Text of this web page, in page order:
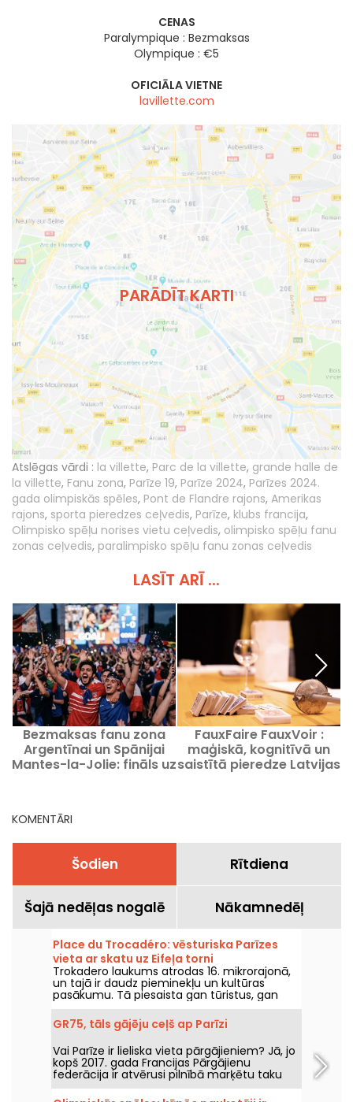
CENAS
Paralympique : Bezmaksas
Olympique : €5
OFICIĀLA VIETNE
lavillette.com
PARĀDĪT KARTI
Atslēgas vārdi : la villette, Parc de la villette, grande halle de
la villette, Fanu zona, Parīze 19, Parīze 2024, Parīzes 2024.
gada olimpiskās spēles, Pont de Flandre rajons, Amerikas
rajons, sporta pieredzes ceļvedis, Parīze, klubs francija,
Olimpisko spēļu norises vietu ceļvedis, olimpisko spēļu fanu
zonas ceļvedis, paralimpisko spēļu fanu zonas ceļvedis
LASĪT ARĪ ...
Bezmaksas fanu zona
Argentīnai un Spānijai
Mantes-la-Jolie: fināls uz
FauxFaire FauxVoir :
maģiskā, kognitīvā un
saistītā pieredze Latvijas
KOMENTĀRI
Šodien Rītdiena
Šajā nedēļas nogalē Nākamnedēļ
Place du Trocadéro: vēsturiska Parīzes
vieta ar skatu uz Eifeļa torni
Trokadero laukums atrodas 16. mikrorajonā,
un tajā ir daudz pieminekļu un kultūras
pasākumu. Tā piesaista gan tūristus, gan
mūžam dzīvojošos parīziešus, jo no tās
paveras nepārspējams skats uz Eifeļa torni.
GR75, tāls gājēju ceļš ap Parīzi
Vai Parīze ir lieliska vieta pārgājieniem? Jā, jo
kopš 2017. gada Francijas Pārgājienu
federācija ir atvērusi pilnībā marķētu taku
apkārt Parīzei visiem pastaigu entuziastiem.